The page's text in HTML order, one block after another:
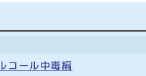
コール中毒編